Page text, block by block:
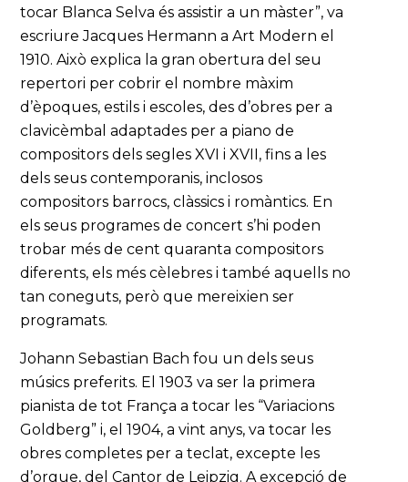
tocar Blanca Selva és assistir a un màster”, va
escriure Jacques Hermann a Art Modern el
1910. Això explica la gran obertura del seu
repertori per cobrir el nombre màxim
d’èpoques, estils i escoles, des d’obres per a
clavicèmbal adaptades per a piano de
compositors dels segles XVI i XVII, fins a les
dels seus contemporanis, inclosos
compositors barrocs, clàssics i romàntics. En
els seus programes de concert s’hi poden
trobar més de cent quaranta compositors
diferents, els més cèlebres i també aquells no
tan coneguts, però que mereixien ser
programats.
Johann Sebastian Bach fou un dels seus
músics preferits. El 1903 va ser la primera
pianista de tot França a tocar les “Variacions
Goldberg” i, el 1904, a vint anys, va tocar les
obres completes per a teclat, excepte les
d’orgue, del Cantor de Leipzig. A excepció de